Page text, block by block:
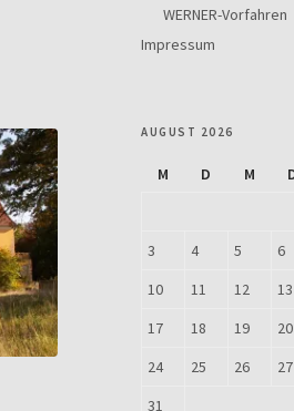
WERNER-Vorfahren
Impressum
AUGUST 2026
M D M
3
4 5 6
10
11 12 13
17
18 19 20
24
25 26 27
31